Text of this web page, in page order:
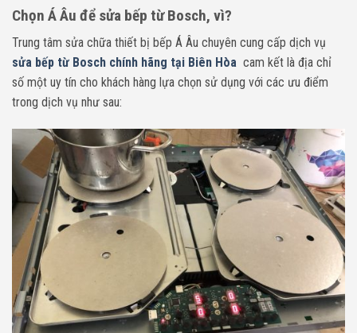
Chọn Á Âu để sửa bếp từ Bosch, vì?
Trung tâm sửa chữa thiết bị bếp Á Âu chuyên cung cấp dịch vụ
sửa bếp từ Bosch chính hãng tại Biên Hòa cam kết là địa chỉ
số một uy tín cho khách hàng lựa chọn sử dụng với các ưu điểm
trong dịch vụ như sau: